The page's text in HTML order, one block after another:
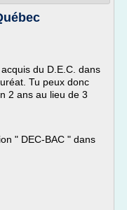
du D.E.C. dans
Tu peux donc
2 ans au lieu de 3
" DEC-BAC " dans